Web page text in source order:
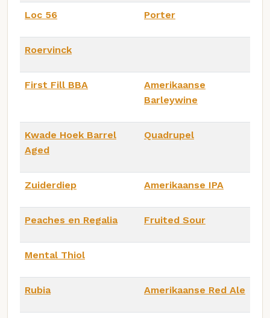
Loc 56 Porter
Roervinck
First Fill BBA
Amerikaanse
Barleywine
Kwade Hoek Barrel
Aged
Quadrupel
Zuiderdiep Amerikaanse IPA
Peaches en Regalia Fruited Sour
Mental Thiol
Rubia Amerikaanse Red Ale